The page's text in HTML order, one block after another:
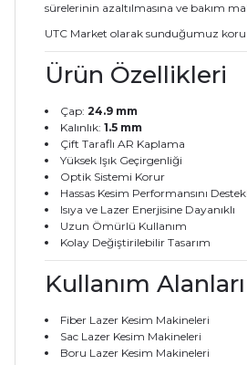
sürelerinin azaltılmasına ve bakım
UTC Market olarak sunduğumuz
Ürün Özellikleri
Çap: 24.9 mm
Kalınlık: 1.5 mm
Çift Taraflı AR Kaplama
Yüksek Işık Geçirgenliği
Optik Sistemi Korur
Hassas Kesim Performansını
Isıya ve Lazer Enerjisine Dayanıklı
Uzun Ömürlü Kullanım
Kolay Değiştirilebilir Tasarım
Kullanım Alanları
Fiber Lazer Kesim Makineleri
Sac Lazer Kesim Makineleri
Boru Lazer Kesim Makineleri